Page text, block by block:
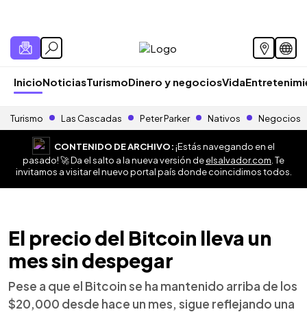
InicioNoticiasTurismoDinero y negociosVida
Turismo Las Cascadas Peter Parker Nativos Negocios
CONTENIDO DE ARCHIVO:¡Estás navegando en el
pasado! 🚀 Da el salto a la nueva versión deelsalvador.com . Te
invitamos a visitar el nuevo portal país donde coincidimos todos.
El precio del Bitcoin lleva un
mes sin despegar
Pese a que el Bitcoin se ha mantenido arriba de los
$20,000 desde hace un mes, sigue reflejando una